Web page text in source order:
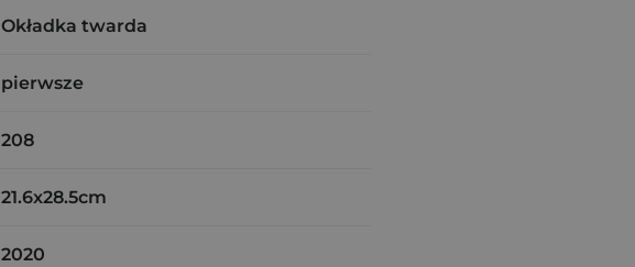
Okładka twarda
pierwsze
208
21.6x28.5cm
2020